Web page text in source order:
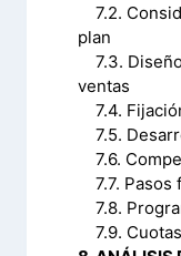
7.2.
plan
7.3.
ventas
7.4.
7.5.
7.6.
7.7. Pasos
7.8.
7.9.